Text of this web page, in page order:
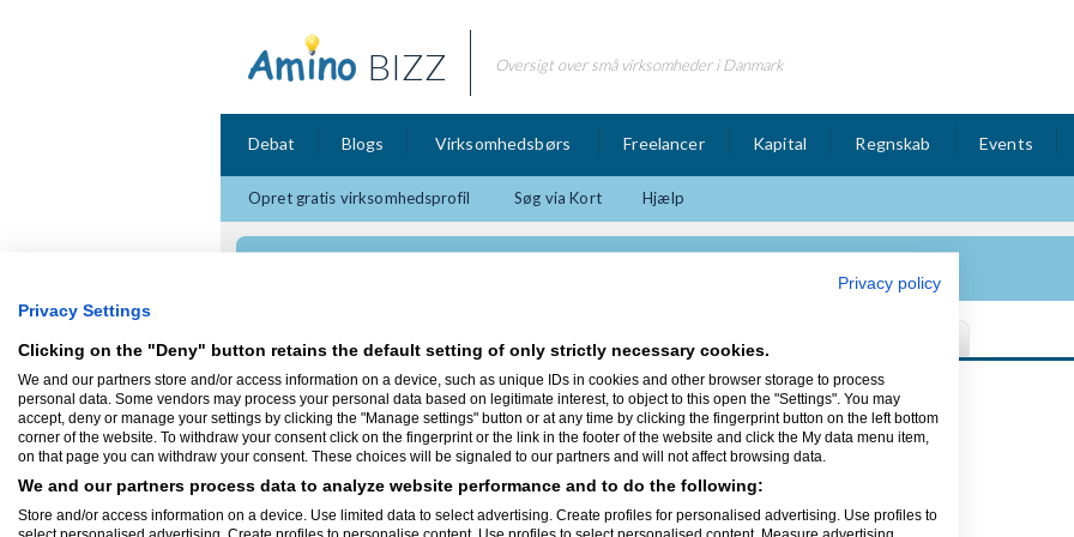
BIZZ Oversigt over små virksomheder i Danmark
Debat Blogs Virksomhedsbørs Freelancer Kapital Regnskab Events
Opret gratis virksomhedsprofil Søg via Kort Hjælp
Firmaprofil Sidst opdateret 15/06-15
Cosmos Co
24534 Neumünster
Besøg Cosmos Co 's website
Cosmos Co er naturlige kosmetik produkter, som er lavet af naturens egne
Privacy policy
Privacy Settings
Clicking on the "Deny" button retains the default setting of only strictly necessary cookies.
We and our partners store and/or access information on a device, such as unique IDs in cookies and other browser storage to process
personal data. Some vendors may process your personal data based on legitimate interest, to object to this open the "Settings". You may
accept, deny or manage your settings by clicking the "Manage settings" button or at any time by clicking the fingerprint button on the left bottom
corner of the website. To withdraw your consent click on the fingerprint or the link in the footer of the website and click the My data menu item,
on that page you can withdraw your consent. These choices will be signaled to our partners and will not affect browsing data.
We and our partners process data to analyze website performance and to do the following:
Store and/or access information on a device. Use limited data to select advertising. Create profiles for personalised advertising. Use profiles to